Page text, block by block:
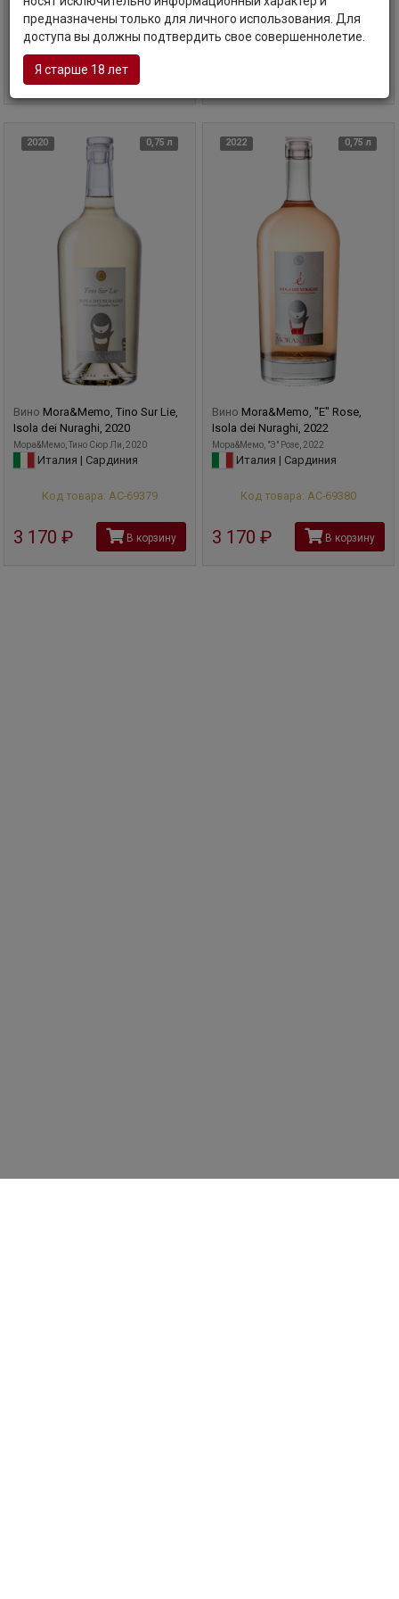
Код товара: АС-69377
3 540 руб
Код товара: АС-69378
2020 0,75 л
Вино Mora&Memo, Tino Sur Lie,
Isola dei Nuraghi, 2020
Мора&Мемо, Тино Сюр Ли, 2020
Италия | Сардиния
Код товара: АС-69379
3 170 руб В корзину
2022 0,75 л
Вино Mora&Memo, "E" Rose,
Isola dei Nuraghi, 2022
Мора&Мемо, "Э" Розе, 2022
Италия | Сардиния
Код товара: АС-69380
3 170 руб В корзину
предназначены только для личного использования. Для
доступа вы должны подтвердить свое совершеннолетие.
Я старше 18 лет